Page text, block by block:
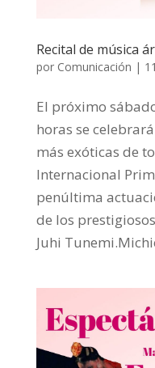
Recital de música
por Comunicación |
El próximo
horas se
más exóticas de
Internacional
penúltima
de los
Juhi